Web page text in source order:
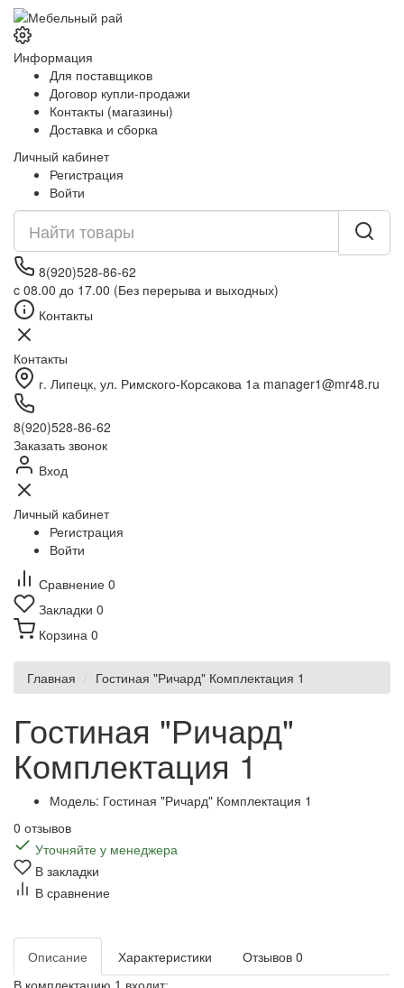
Информация
Для поставщиков
Договор купли-продажи
Контакты (магазины)
Доставка и сборка
Личный кабинет
Регистрация
Войти
8(920)528-86-62
c 08.00 до 17.00 (Без перерыва и выходных)
Контакты
Контакты
г. Липецк, ул. Римского-Корсакова 1а manager1@mr48.ru
8(920)528-86-62
Заказать звонок
Вход
Личный кабинет
Регистрация
Войти
Сравнение 0
Закладки 0
Корзина 0
Главная Гостиная "Ричард" Комплектация 1
Гостиная "Ричард"
Комплектация 1
Модель: Гостиная "Ричард" Комплектация 1
0 отзывов
Уточняйте у менеджера
В закладки
В сравнение
Описание Характеристики Отзывов 0